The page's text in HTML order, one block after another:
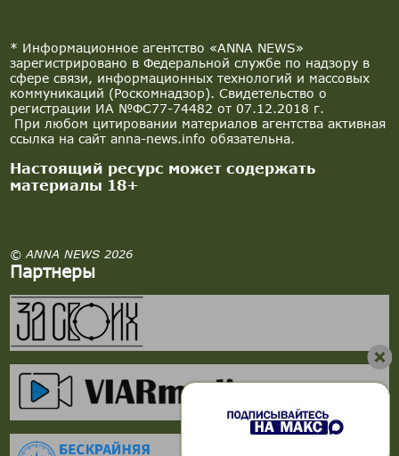
* Информационное агентство «ANNA NEWS»
зарегистрировано в Федеральной службе по надзору в
сфере связи, информационных технологий и массовых
коммуникаций (Роскомнадзор). Свидетельство о
регистрации ИА №ФС77-74482 от 07.12.2018 г.
При любом цитировании материалов агентства активная
ссылка на сайт anna-news.info обязательна.
Настоящий ресурс может содержать
материалы 18+
© ANNA NEWS 2026
Партнеры